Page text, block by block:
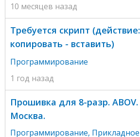
10 месяцев назад
Требуется скрипт (действие:
копировать - вставить)
Программирование
1 год назад
Прошивка для 8-разр. ABOV.
Москва.
Программирование, Прикладное